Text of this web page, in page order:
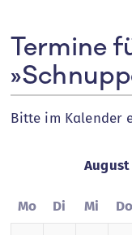
Termine
Bitte im Kalender
Mo Di Mi Do